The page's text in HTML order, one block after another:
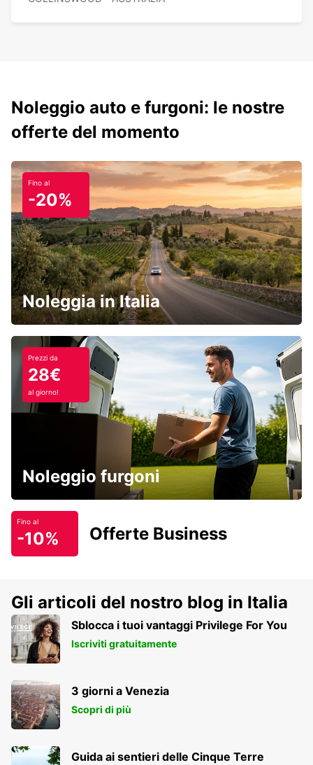
Noleggio auto e furgoni: le nostre
offerte del momento
Fino al
-20%
Noleggia in Italia
Prezzi da
28€
al giorno!
Noleggio furgoni
Fino al
-10% Offerte Business
Gli articoli del nostro blog in Italia
Sblocca i tuoi vantaggi Privilege For You
Iscriviti gratuitamente
3 giorni a Venezia
Scopri di più
Guida ai sentieri delle Cinque Terre